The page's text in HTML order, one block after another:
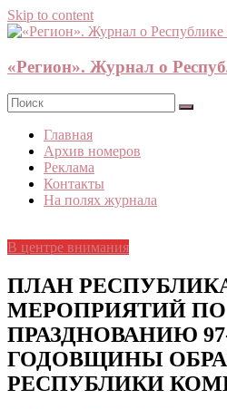
Skip to content
«Регион». Журнал о
Главная
Архив номеров
Реклама
Контакты
На полях журнала
В центре внимания
ПЛАН
МЕРОПРИЯТИЙ ПО
ПРАЗДНОВАНИЮ
ГОДОВЩИНЫ
РЕСПУБЛИКИ